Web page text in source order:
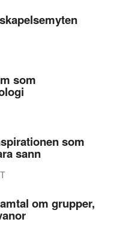
som
som
sann
om grupper,